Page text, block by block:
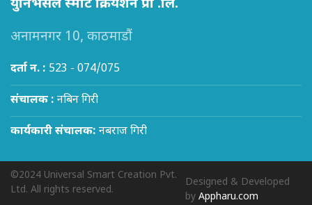
युनिभर्सल स्मार्ट क्रियशन प्रा .लि.
अनामनगर 10, काठमाडौं
दर्ता न. : 523 - 074/075
संचालक : नबिन गिरी
कार्यकारी संचालक: नबराज गिरी
©2024 Universal Smart Creation Pvt.
Ltd. All rights reserved.
Designed & Developed
byAppharu.com